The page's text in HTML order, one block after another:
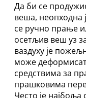
Да би се
веша, неопходна
се ручно прање
осетљив веш уз
ваздуху је
може
средствима за
прашковима
Често је најбоља